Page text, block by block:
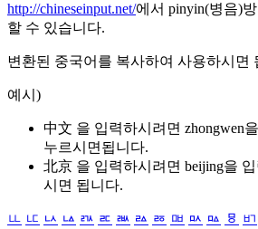
http://chineseinput.net/에서 pinyin(병음)
할 수 있습니다.
변환된 중국어를 복사하여 사용하시면
예시)
中文 을 입력하시려면 zhongwen
누르시면됩니다.
北京 을 입력하시려면 beijing을
시면 됩니다.
ㅥ ㅦ ㅧ ㅨ ㅩ ㅪ ㅫ ㅬ ㅭ ㅮ ㅯ ㅰ ㅱ ㅲ